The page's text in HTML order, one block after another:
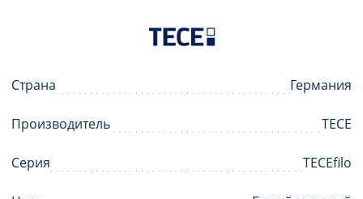
Страна Германия
Производитель TECE
Серия TECEfilo